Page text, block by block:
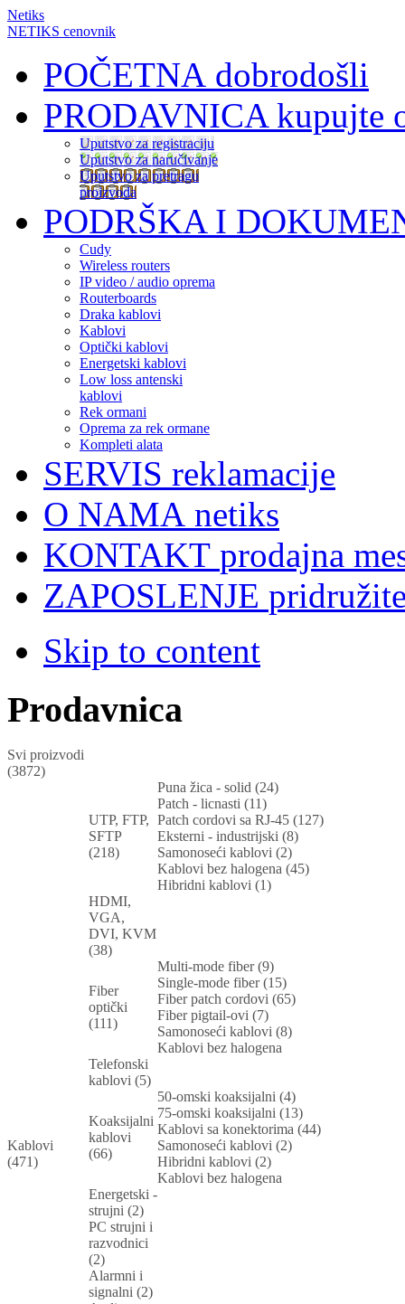
Netiks
NETIKS cenovnik
POČETNA dobrodošli
PRODAVNICAkupujte
Uputstvo za registraciju
Uputstvo za naručivanje
Uputstvo za pretragu
proizvoda
PODRŠKA I
Cudy
Wireless routers
IP video / audio oprema
Routerboards
Draka kablovi
Kablovi
Optički kablovi
Energetski kablovi
Low loss antenski
kablovi
Rek ormani
Oprema za rek ormane
Kompleti alata
SERVIS reklamacije
O NAMA netiks
KONTAKT prodajna
ZAPOSLENJE
Skip to content
Prodavnica
Svi proizvodi
(3872)
Kablovi
(471)
UTP, FTP,
SFTP
(218)
Puna žica - solid (24)
Patch - licnasti (11)
Patch cordovi sa RJ-45 (127)
Eksterni - industrijski (8)
Samonoseći kablovi (2)
Kablovi bez halogena (45)
Hibridni kablovi (1)
HDMI,
VGA,
DVI, KVM
(38)
Fiber
optički
(111)
Multi-mode fiber (9)
Single-mode fiber (15)
Fiber patch cordovi (65)
Fiber pigtail-ovi (7)
Samonoseći kablovi (8)
Kablovi bez halogena
Telefonski
kablovi (5)
Koaksijalni
kablovi
(66)
50-omski koaksijalni (4)
75-omski koaksijalni (13)
Kablovi sa konektorima (44)
Samonoseći kablovi (2)
Hibridni kablovi (2)
Kablovi bez halogena
Energetski -
strujni (2)
PC strujni i
razvodnici
(2)
Alarmni i
signalni (2)